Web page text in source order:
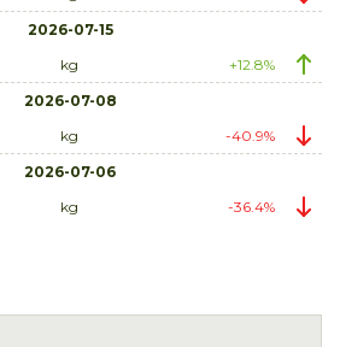
2026-07-15
kg
+12.8%
2026-07-08
kg
-40.9%
2026-07-06
kg -36.4%